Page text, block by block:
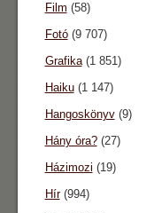
Film (58)
Fotó(9 707)
Grafika(1 851)
Haiku(1 147)
Hangoskönyv(9)
Hány óra?(27)
Házimozi (19)
Hír(994)